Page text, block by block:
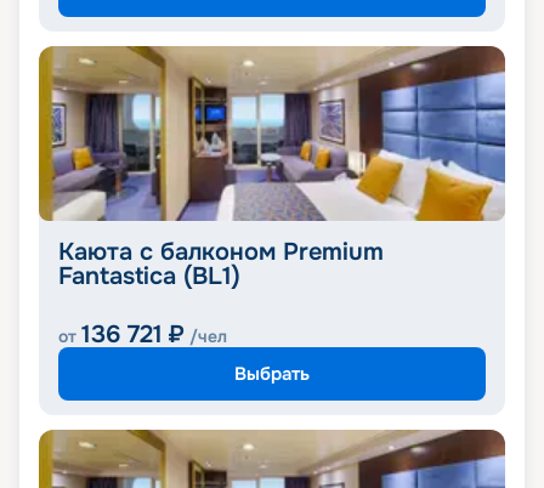
Каюта с балконом Premium
Fantastica (BL1)
от 136 721 ₽ /чел
Выбрать